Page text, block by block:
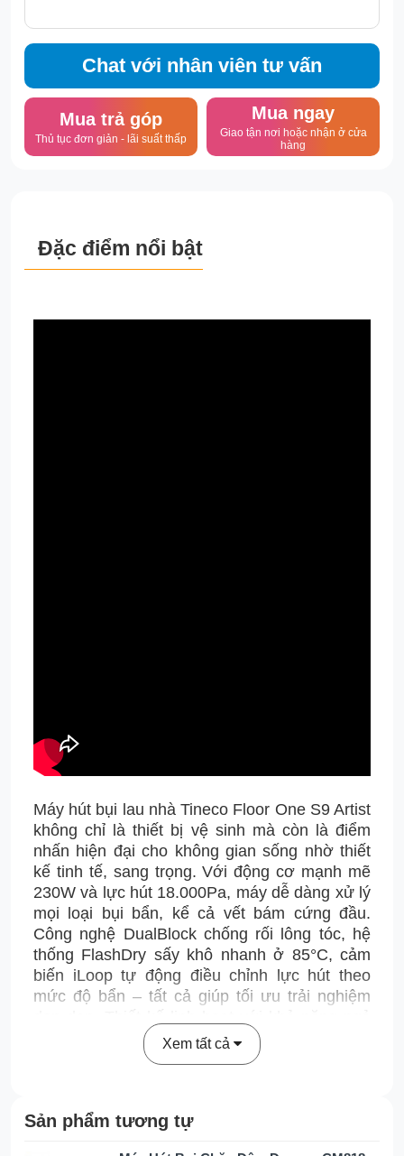
Chat với nhân viên tư vấn
Mua trả góp
Thủ tục đơn giản - lãi suất thấp
Mua ngay
Giao tận nơi hoặc nhận ở cửa
hàng
Đặc điểm nổi bật
Máy hút bụi lau nhà Tineco Floor One S9 Artist
không chỉ là thiết bị vệ sinh mà còn là điểm
nhấn hiện đại cho không gian sống nhờ thiết
kế tinh tế, sang trọng. Với động cơ mạnh mẽ
230W và lực hút 18.000Pa, máy dễ dàng xử lý
mọi loại bụi bẩn, kể cả vết bám cứng đầu.
Công nghệ DualBlock chống rối lông tóc, hệ
thống FlashDry sấy khô nhanh ở 85°C, cảm
biến iLoop tự động điều chỉnh lực hút theo
mức độ bẩn – tất cả giúp tối ưu trải nghiệm
phẳng 180°, độ dày chỉ 12.85cm và công nghệ
HyperStretch cho phép tiếp cận mọi góc khuất.
Floor One S9 Artist mang lại sự tiện lợi và hiệu
Xem tất cả
Sản phẩm tương tự